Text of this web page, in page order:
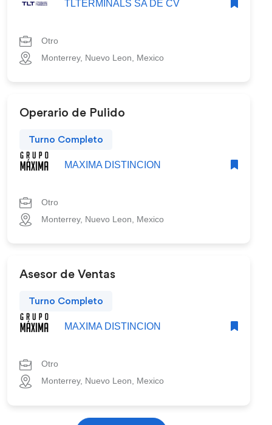
TLTERMINALS SA DE CV
Otro
Monterrey, Nuevo Leon, Mexico
Operario de Pulido
Turno Completo
MAXIMA DISTINCION
Otro
Monterrey, Nuevo Leon, Mexico
Asesor de Ventas
Turno Completo
MAXIMA DISTINCION
Otro
Monterrey, Nuevo Leon, Mexico